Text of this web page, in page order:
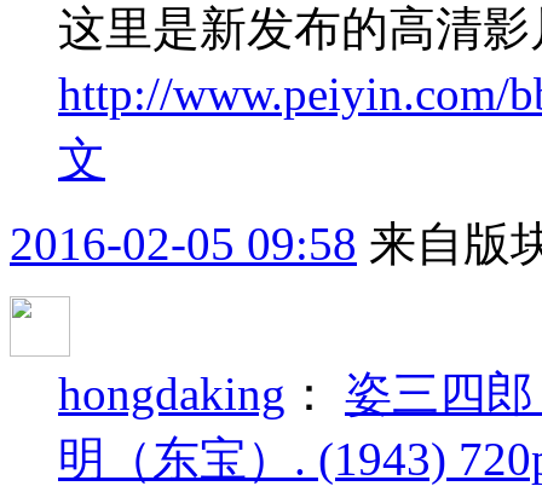
这里是新发布的高清
http://www.peiyin.com/
文
2016-02-05 09:58 来自版
hongdaking ： 姿三四
明（东宝）. (1943)